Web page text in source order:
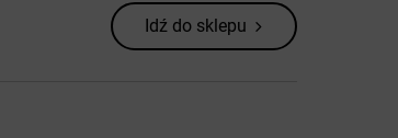
Idź do sklepu